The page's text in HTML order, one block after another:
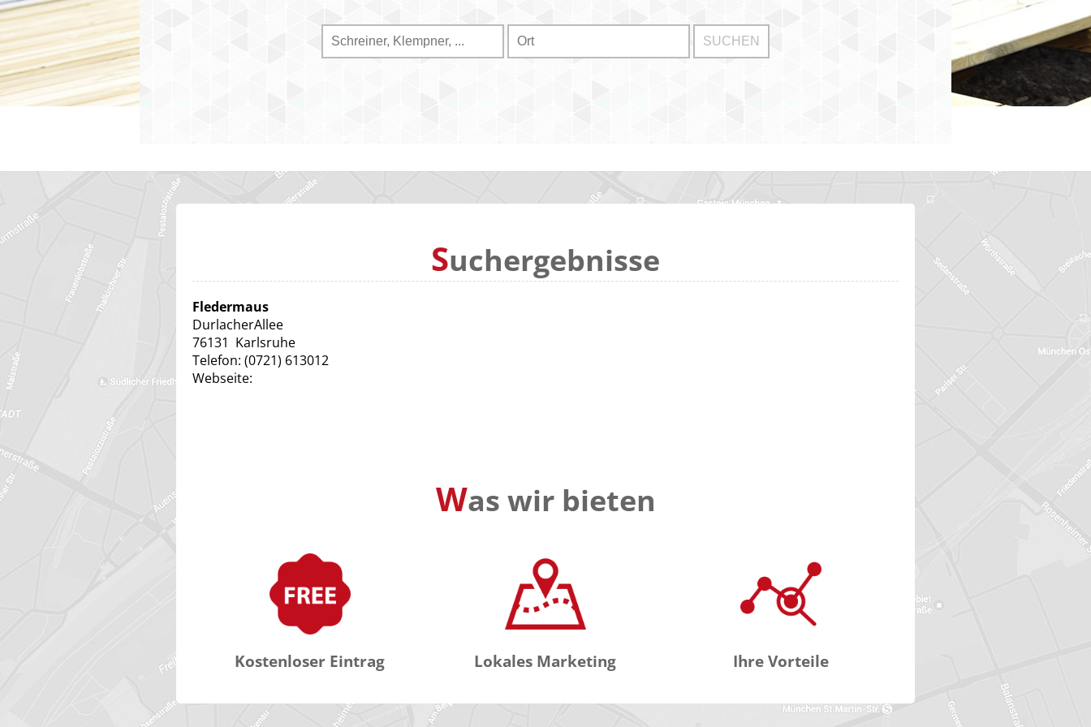
Suchergebnisse
Fledermaus
DurlacherAllee
76131 Karlsruhe
Telefon: (0721) 613012
Webseite:
Was wir bieten
Kostenloser Eintrag Lokales Marketing Ihre Vorteile